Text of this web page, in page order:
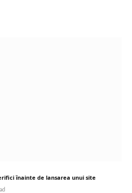
înainte de lansarea unui site